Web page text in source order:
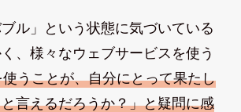
ブル」という状態に気づいている
、様々なウェブサービスを使う
うことが、自分にとって果たし
言えるだろうか？」と疑問に感